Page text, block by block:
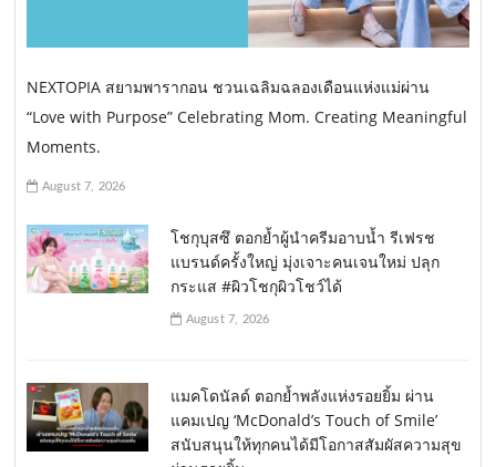
NEXTOPIA สยามพารากอน ชวนเฉลิมฉลองเดือนแห่งแม่ผ่าน
“Love with Purpose” Celebrating Mom. Creating Meaningful
Moments.
August 7, 2026
โชกุบุสซึ ตอกย้ำผู้นำครีมอาบน้ำ รีเฟรช
แบรนด์ครั้งใหญ่ มุ่งเจาะคนเจนใหม่ ปลุก
กระแส #ผิวโชกุผิวโชว์ได้
August 7, 2026
แมคโดนัลด์ ตอกย้ำพลังแห่งรอยยิ้ม ผ่าน
แคมเปญ ‘McDonald’s Touch of Smile’
สนับสนุนให้ทุกคนได้มีโอกาสสัมผัสความสุข